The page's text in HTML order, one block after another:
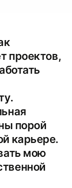
проектов,
порой
карьере.
мою